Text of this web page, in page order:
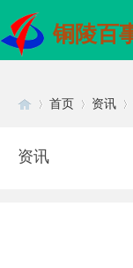
铜陵百
首页 资讯
资讯